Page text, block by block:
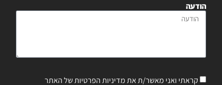
הודעה
קראתי ואני מאשר/ת את מדיניות הפרטיות של האתר